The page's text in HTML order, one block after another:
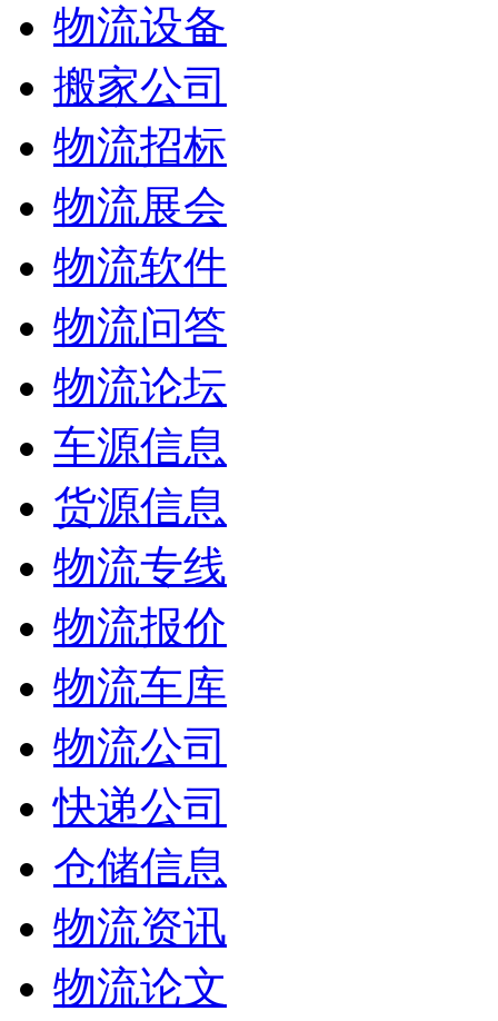
物流设备
搬家公司
物流招标
物流展会
物流软件
物流问答
物流论坛
车源信息
货源信息
物流专线
物流报价
物流车库
物流公司
快递公司
仓储信息
物流资讯
物流论文